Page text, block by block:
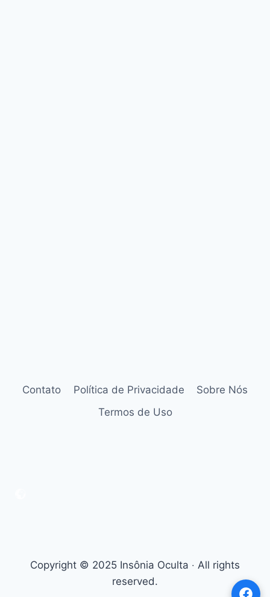
Contato Política de Privacidade
Sobre Nós
Termos de Uso
Copyright © 2025 Insônia Oculta ‧ All rights
reserved.